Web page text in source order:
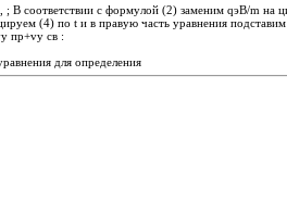
; В соответствии с формулой (2) заменим qэB/m на
(4) по t и в правую часть уравнения
пр+vy св :
для определения